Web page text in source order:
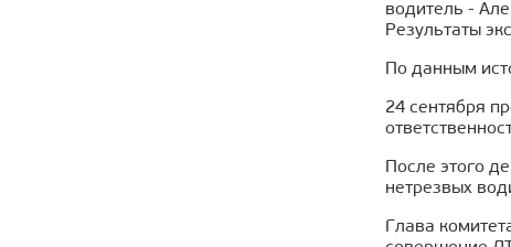
водитель -
Результаты
По данным
24 сентября
После этого
нетрезвых
Глава